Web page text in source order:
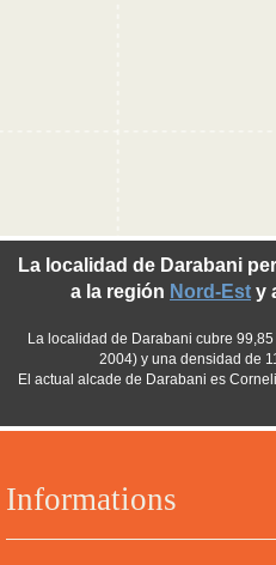
Informations
La localidad de Darabani
a la región Nord-Est y
La localidad de Darabani cubre
2004) y una densidad de
El actual alcade de Darabani es